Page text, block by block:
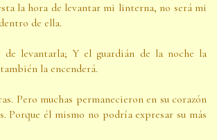
la hora de levantar mi linterna, no será mi
de ella.
de levantarla; Y el guardián de la noche la
la encenderá.
Pero muchas permanecieron en su corazón
Porque él mismo no podría expresar su más